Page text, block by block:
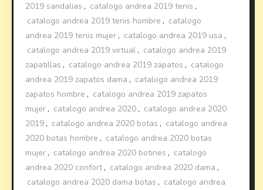
2019 sandalias , catalogo andrea 2019 tenis ,
catalogo andrea 2019 tenis hombre , catalogo
andrea 2019 tenis mujer , catalogo andrea 2019 usa ,
catalogo andrea 2019 virtual , catalogo andrea 2019
zapatillas , catalogo andrea 2019 zapatos , catalogo
andrea 2019 zapatos dama , catalogo andrea 2019
zapatos hombre , catalogo andrea 2019 zapatos
mujer , catalogo andrea 2020 , catalogo andrea 2020
2019 , catalogo andrea 2020 botas , catalogo andrea
2020 botas hombre , catalogo andrea 2020 botas
mujer , catalogo andrea 2020 botines , catalogo
andrea 2020 confort, catalogo andrea 2020 dama ,
catalogo andrea 2020 dama botas , catalogo andrea